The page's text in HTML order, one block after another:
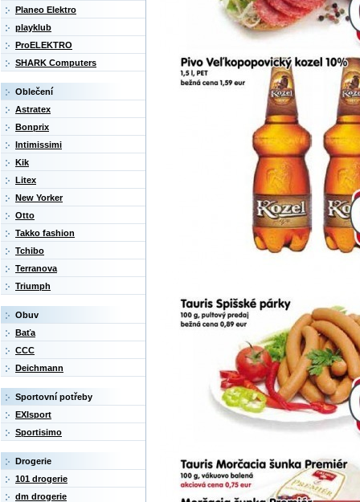
Planeo Elektro
playklub
ProELEKTRO
SHARK Computers
Oblečení
Astratex
Bonprix
Intimissimi
Kik
Litex
New Yorker
Otto
Takko fashion
Tchibo
Terranova
Triumph
Obuv
Baťa
CCC
Deichmann
Sportovní potřeby
EXIsport
Sportisimo
Drogerie
101 drogerie
dm drogerie